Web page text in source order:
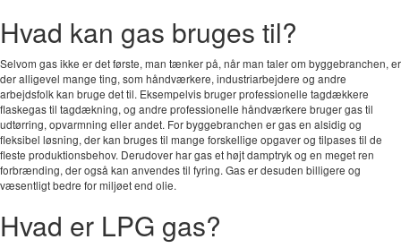
Hvad kan gas bruges til?
Selvom gas ikke er det første, man tænker på, når man taler om byggebranchen, er
der alligevel mange ting, som håndværkere, industriarbejdere og andre
arbejdsfolk kan bruge det til. Eksempelvis bruger professionelle tagdækkere
flaskegas til tagdækning, og andre professionelle håndværkere bruger gas til
udtørring, opvarmning eller andet. For byggebranchen er gas en alsidig og
fleksibel løsning, der kan bruges til mange forskellige opgaver og tilpases til de
fleste produktionsbehov. Derudover har gas et højt damptryk og en meget ren
forbrænding, der også kan anvendes til fyring. Gas er desuden billigere og
væsentligt bedre for miljøet end olie.
Hvad er LPG gas?